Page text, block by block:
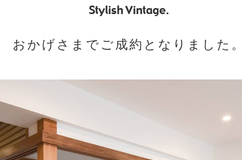
Stylish Vintage.
おかげさまでご成約となりました